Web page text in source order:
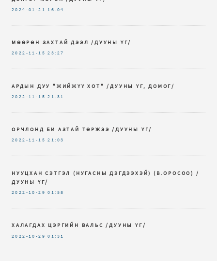
2024-01-21 16:04
МӨӨРӨН ЗАХТАЙ ДЭЭЛ /ДУУНЫ ҮГ/
2022-11-15 23:27
АРДЫН ДУУ "ЖИЙЖҮҮ ХОТ" /ДУУНЫ ҮГ, ДОМОГ/
2022-11-15 21:31
ОРЧЛОНД БИ АЗТАЙ ТӨРЖЭЭ /ДУУНЫ ҮГ/
2022-11-15 21:03
НУУЦХАН СЭТГЭЛ (НУГАСНЫ ДЭГДЭЭХЭЙ) (В.ОРОСОО) /
ДУУНЫ ҮГ/
2022-10-29 01:58
ХАЛАГДАХ ЦЭРГИЙН ВАЛЬС /ДУУНЫ ҮГ/
2022-10-29 01:31